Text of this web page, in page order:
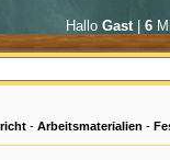
Hallo Gast| 6
- Arbeitsmaterialien -